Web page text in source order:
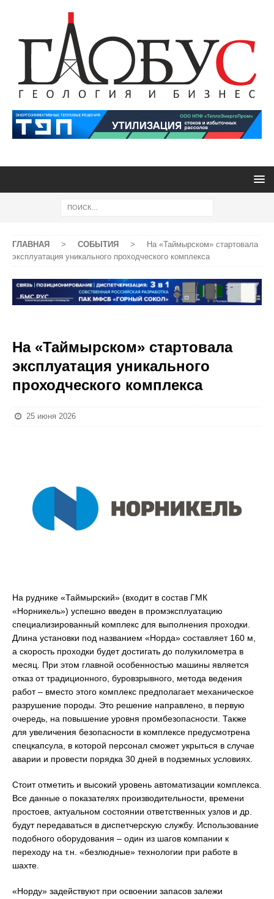
ГЛАВНАЯ > СОБЫТИЯ >
На «Таймырском» стартовала
эксплуатация уникального проходческого комплекса
На «Таймырском» стартовала
эксплуатация уникального
проходческого комплекса
25 июня 2026
На руднике «Таймырский» (входит в состав ГМК
«Норникель») успешно введен в промэксплуатацию
специализированный комплекс для выполнения проходки.
Длина установки под названием «Норда» составляет 160 м,
а скорость проходки будет достигать до полукилометра в
месяц. При этом главной особенностью машины является
отказ от традиционного, буровзрывного, метода ведения
работ – вместо этого комплекс предполагает механическое
разрушение породы. Это решение направлено, в первую
очередь, на повышение уровня промбезопасности. Также
для увеличения безопасности в комплексе предусмотрена
спецкапсула, в которой персонал сможет укрыться в случае
аварии и провести порядка 30 дней в подземных условиях.
Стоит отметить и высокий уровень автоматизации комплекса.
Все данные о показателях производительности, времени
простоев, актуальном состоянии ответственных узлов и др.
будут передаваться в диспетчерскую службу. Использование
подобного оборудования – один из шагов компании к
переходу на т.н. «безлюдные» технологии при работе в
шахте.
«Норду» задействуют при освоении запасов залежи